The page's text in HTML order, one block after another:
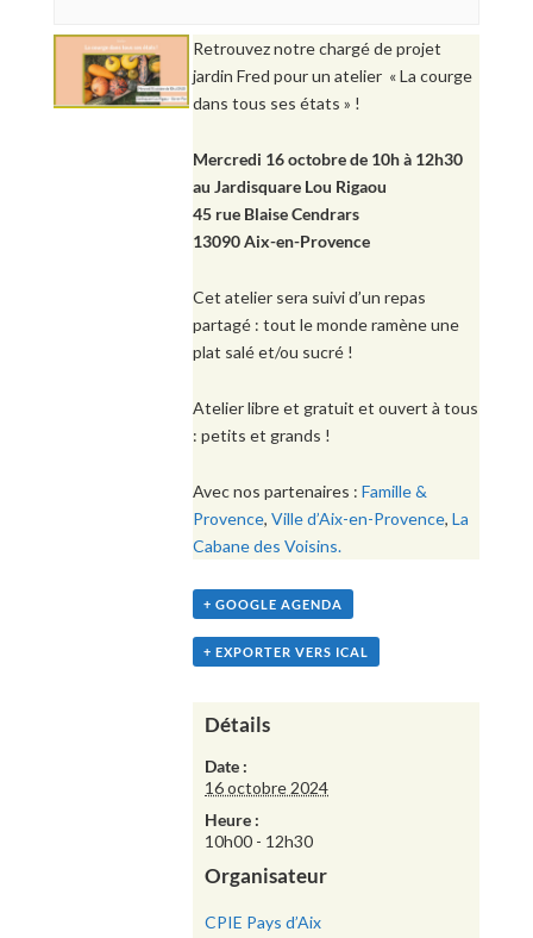
Retrouvez notre chargé de projet
jardin Fred pour un atelier « La courge
dans tous ses états » !
Mercredi 16 octobre de 10h à 12h30
au Jardisquare Lou Rigaou
45 rue Blaise Cendrars
13090 Aix-en-Provence
Cet atelier sera suivi d’un repas
partagé : tout le monde ramène une
plat salé et/ou sucré !
Atelier libre et gratuit et ouvert à tous
: petits et grands !
Avec nos partenaires :Famille &
Provence,Ville d’Aix-en-Provence,La
Cabane des Voisins.
+ GOOGLE AGENDA
+ EXPORTER VERS ICAL
Détails
Date :
16 octobre 2024
Heure :
10h00 - 12h30
Organisateur
CPIE Pays d’Aix